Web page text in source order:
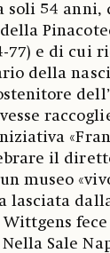
soli 54 anni,
77) e di cui
della
il
museo
lasciata
Wittgens
Sale